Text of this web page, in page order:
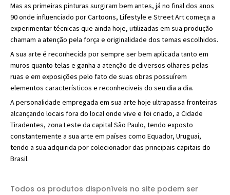
Mas as primeiras pinturas surgiram bem antes, já no final dos anos
90 onde influenciado por Cartoons, Lifestyle e Street Art começa a
experimentar técnicas que ainda hoje, utilizadas em sua produção
chamam a atenção pela força e originalidade dos temas escolhidos.
A sua arte é reconhecida por sempre ser bem aplicada tanto em
muros quanto telas e ganha a atenção de diversos olhares pelas
ruas e em exposições pelo fato de suas obras possuírem
elementos característicos e reconheciveis do seu dia a dia.
A personalidade empregada em sua arte hoje ultrapassa fronteiras
alcançando locais fora do local onde vive e foi criado, a Cidade
Tiradentes, zona Leste da capital São Paulo, tendo exposto
constantemente a sua arte em países como Equador, Uruguai,
tendo a sua adquirida por colecionador das principais capitais do
Brasil.
Todos os produtos disponíveis no site podem ser